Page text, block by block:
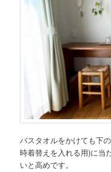
バスタオルをかけても下
時着替えを入れる用)に当
いと高めです。